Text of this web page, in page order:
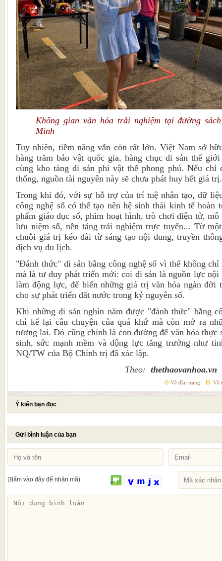
Không gian văn hóa trải nghiệm tại đường
Minh
Tuy nhiên, tiềm năng vẫn còn rất lớn. Việt Nam sở
hàng trăm bảo vật quốc gia, hàng chục di sản thế
cùng kho tàng di sản phi vật thể phong phú. Nếu chỉ
thống, nguồn tài nguyên này sẽ chưa phát huy hết giá trị.
Trong khi đó, với sự hỗ trợ của trí tuệ nhân tạo, dữ
công nghệ số có thể tạo nên hệ sinh thái kinh tế hoàn
phẩm giáo dục số, phim hoạt hình, trò chơi điện tử, mô
lưu niệm số, nền tảng trải nghiệm trực tuyến... Từ
chuỗi giá trị kéo dài từ sáng tạo nội dung, truyền
dịch vụ du lịch.
"Đánh thức" di sản bằng công nghệ số vì thế không
mà là tư duy phát triển mới: coi di sản là nguồn lực
làm động lực, để biến những giá trị văn hóa ngàn đời
cho sự phát triển đất nước trong kỷ nguyên số.
Khi những di sản nghìn năm được "đánh thức" bằng
chỉ kể lại câu chuyện của quá khứ mà còn mở ra
tương lai. Đó cũng chính là con đường để văn hóa thực
sinh, sức mạnh mềm và động lực tăng trưởng như
NQ/TW của Bộ Chính trị đã xác lập.
Theo: thethaovanhoa.vn
Về đầu trang Về
Ý kiến bạn đọc
Gửi bình luận của bạn
(Bấm vào đây để nhận mã)